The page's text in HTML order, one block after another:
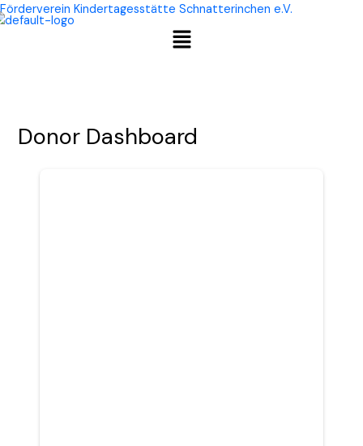
Zum
Inhalt
Förderverein Kindertagesstätte Schnatterinchen e.V.
Menü
Donor Dashboard